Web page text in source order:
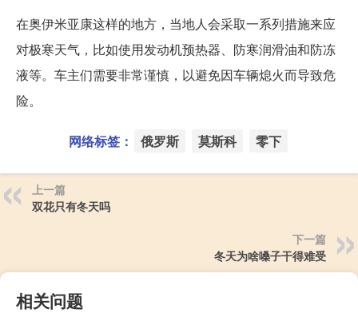
在奥伊米亚康这样的地方，当地人会采取一系列措施来应
对极寒天气，比如使用发动机预热器、防寒润滑油和防冻
液等。车主们需要非常谨慎，以避免因车辆熄火而导致危
险。
网络标签： 俄罗斯 莫斯科 零下
上一篇
双花只有冬天吗
下一篇
冬天为啥嗓子干得难受
相关问题